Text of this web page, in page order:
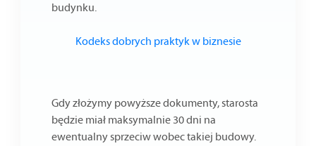
budynku.
Kodeks dobrych praktyk w biznesie
Gdy złożymy powyższe dokumenty, starosta
będzie miał maksymalnie 30 dni na
ewentualny sprzeciw wobec takiej budowy.